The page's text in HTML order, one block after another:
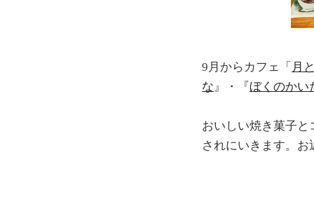
9月からカフェ「 月
な』・『ぼくのかい
おいしい焼き菓子
されにいきます。